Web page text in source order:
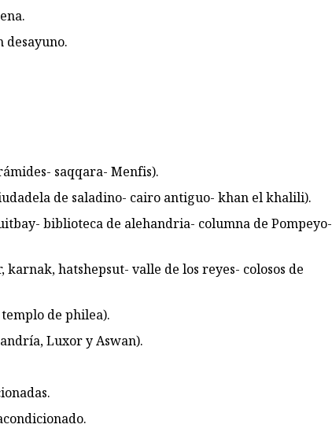
desayuno.
saqqara- Menfis).
de saladino- cairo antiguo- khan el khalili).
biblioteca de alehandria- columna de Pompeyo-
hatshepsut- valle de los reyes- colosos de
de philea).
Luxor y Aswan).